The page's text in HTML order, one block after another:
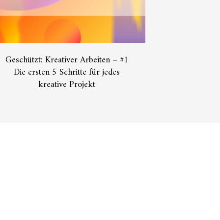
Geschützt: Kreativer Arbeiten – #1
Die ersten 5 Schritte für jedes
kreative Projekt